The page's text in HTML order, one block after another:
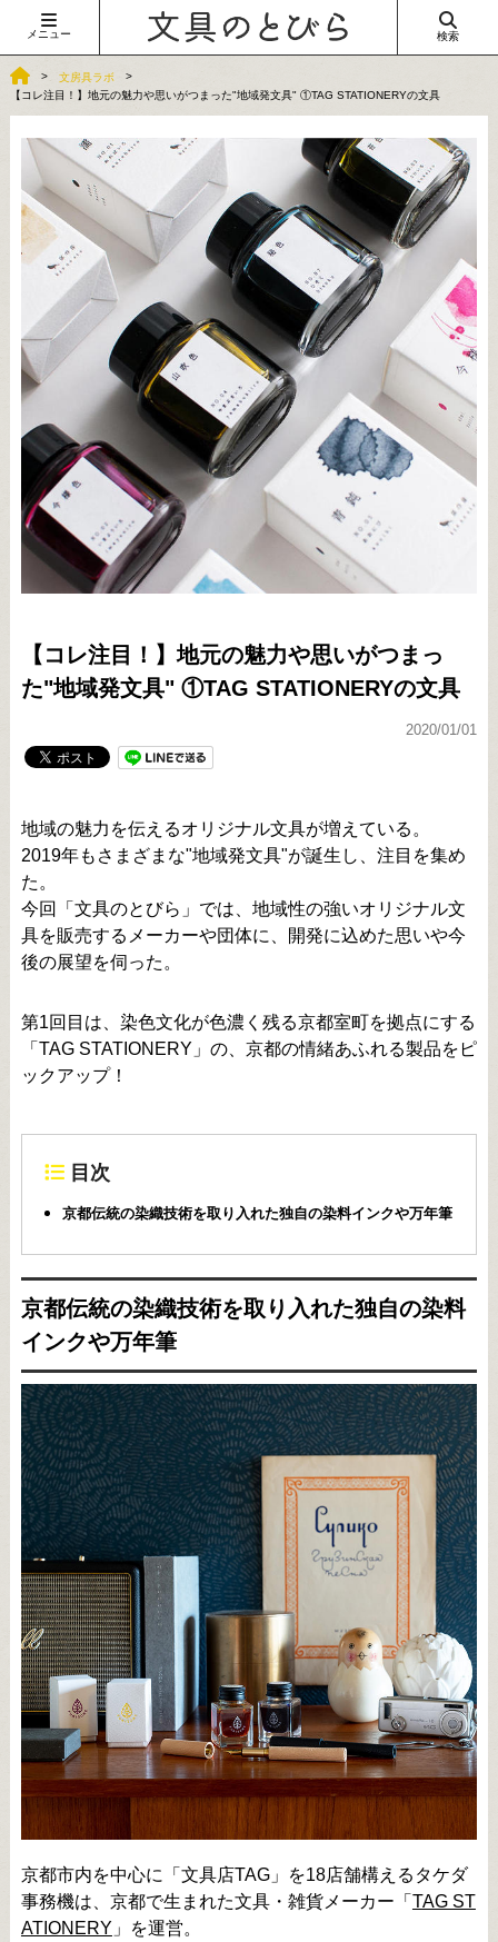
メニュー 検索
文房具ラボ
【コレ注目！】地元の魅力や思いがつまった"地域発文具" ①TAG STATIONERYの文具
【コレ注目！】地元の魅力や思いがつまっ
た"地域発文具" ①TAG STATIONERYの文具
2020/01/01
地域の魅力を伝えるオリジナル文具が増えている。
2019年もさまざまな"地域発文具"が誕生し、注目を集め
た。
今回「文具のとびら」では、地域性の強いオリジナル文
具を販売するメーカーや団体に、開発に込めた思いや今
後の展望を伺った。
第1回目は、染色文化が色濃く残る京都室町を拠点にする
「TAG STATIONERY」の、京都の情緒あふれる製品をピ
ックアップ！
目次
京都伝統の染織技術を取り入れた独自の染料インクや万年筆
京都伝統の染織技術を取り入れた独自の染料
インクや万年筆
京都市内を中心に「文具店TAG」を18店舗構えるタケダ
事務機は、京都で生まれた文具・雑貨メーカー「 TAG ST
ATIONERY 」を運営。